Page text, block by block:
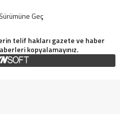
Geç
telif hakları gazete ve haber
kopyalamayınız.